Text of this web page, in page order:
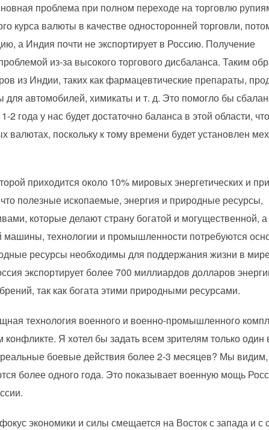
проблема при полном переходе на торговлю
курса валюты в качестве односторонней торговли,
а Индия почти не экспортирует в Россию. Получение
из-за высокого торгового дисбаланса. Таким
из Индии, таких как фармацевтические препараты,
автомобилей, химикаты и т. д. Это помогло бы
года у нас будет достаточно баланса в этой области,
поскольку к тому времени будет установлен
приходится около 10% мировых энергетических и
полезные ископаемые, энергия и природные ресурсы,
которые делают страну богатой и могущественной,
технологии и промышленности потребуются
ресурсы необходимы для поддержания жизни в
экспортирует более 700 миллиардов долларов
так как богата этими природными ресурсами.
технология военного и военно-промышленного
Я хотел бы задать всем зрителям только один
боевые действия более 2-3 месяцев? Мы видим,
более одного года. Это показывает военную мощь
экономики и силы смещается на Восток с запада и с